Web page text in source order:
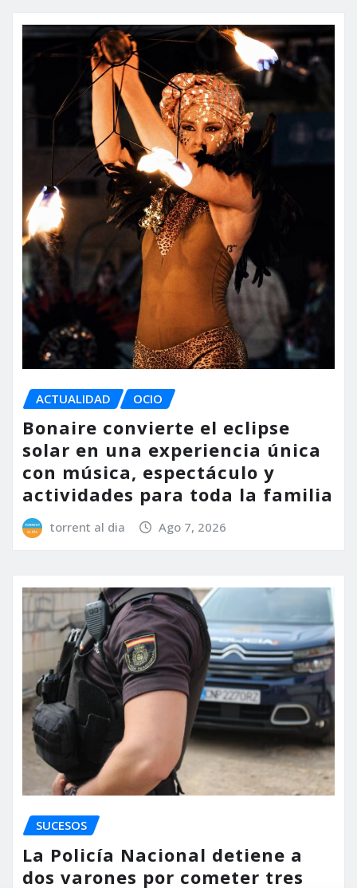
ACTUALIDAD OCIO
Bonaire convierte el eclipse
solar en una experiencia única
con música, espectáculo y
actividades para toda la familia
torrent al dia Ago 7, 2026
SUCESOS
La Policía Nacional detiene a
dos varones por cometer tres